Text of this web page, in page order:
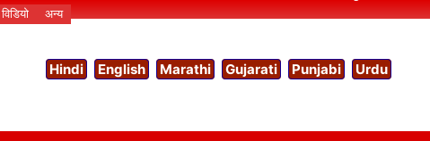
विडियो अन्य
Hindi English Marathi Gujarati Punjabi Urdu